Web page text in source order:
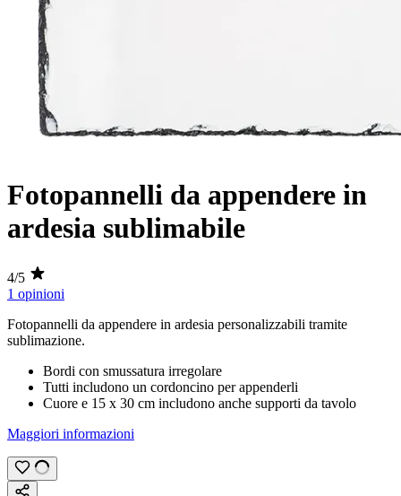
Fotopannelli da appendere in
ardesia sublimabile
4/5
1 opinioni
Fotopannelli da appendere in ardesia personalizzabili tramite
sublimazione.
Bordi con smussatura irregolare
Tutti includono un cordoncino per appenderli
Cuore e 15 x 30 cm includono anche supporti da tavolo
Maggiori informazioni